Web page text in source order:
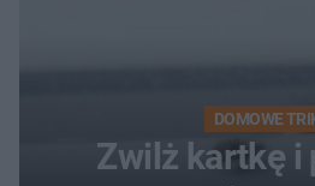
DOMOWE
Zwilż kartkę i